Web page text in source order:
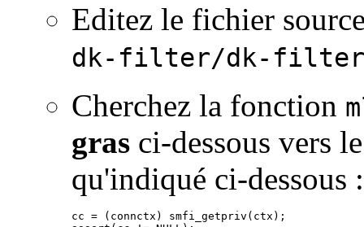
Editez le fichier
dk-filter/dk-
Cherchez la fonction
gras ci-dessous vers
qu'indiqué ci-dessous :
cc = (connctx) smfi_getpriv(ctx);